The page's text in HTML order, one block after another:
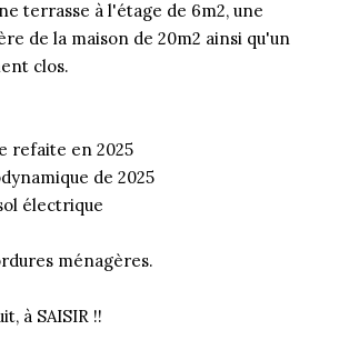
terrasse à l'étage de 6m2, une
de la maison de 20m2 ainsi qu'un
clos.
refaite en 2025
de 2025
électrique
ménagères.
à SAISIR !!